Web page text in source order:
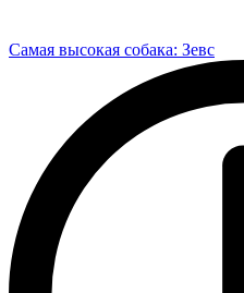
Самая высокая собака: Зевс